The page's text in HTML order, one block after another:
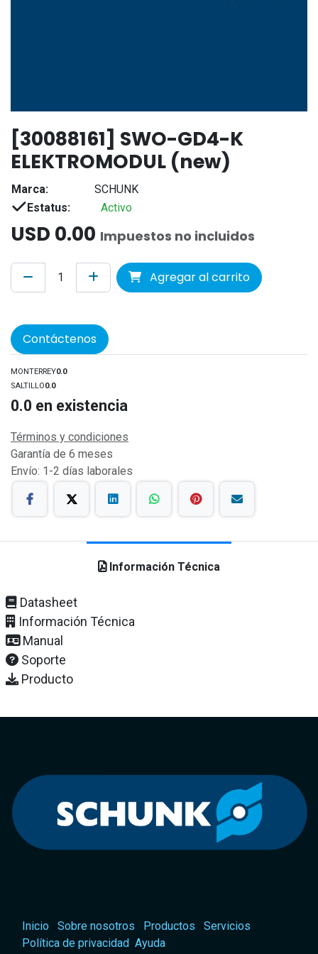
[30088161] SWO-GD4-K
ELEKTROMODUL (new)
Marca:
SCHUNK
Estatus:
Activo
USD 0.00 Impuestos no incluidos
Agregar al carrito
Contáctenos
MONTERREY0.0
SALTILLO0.0
0.0 en existencia
Términos y condiciones
Garantía de 6 meses
Envío: 1-2 días laborales
Información Técnica
Datasheet
Información Técnica
Manual
Soporte
Producto
Inicio Sobre nosotros Productos
Servicios
Política de privacidad Ayuda